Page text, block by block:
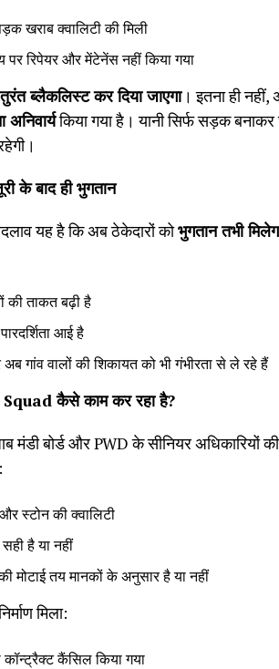
खराब क्वालिटी की मिली
पर रिपेयर और मेंटेनेंस नहीं किया गया
ब्लैकलिस्ट कर दिया जाएगा। इतना ही
किया गया है। यानी सिर्फ सड़क
के बाद ही भुगतान
यह है कि अब ठेकेदारों कोभुगतान तभी
की ताकत बढ़ी है
आई है
गांव वालों की शिकायत को भी गंभीरता से ले रहे हैं
Squadकैसे काम कर रहा है?
मंडी बोर्ड और PWD के सीनियर अधिकारियों
स्टोन की क्वालिटी
है या नहीं
मोटाई तय मानकों के अनुसार है या नहीं
मिला:
कॉन्ट्रैक्ट कैंसिल किया गया